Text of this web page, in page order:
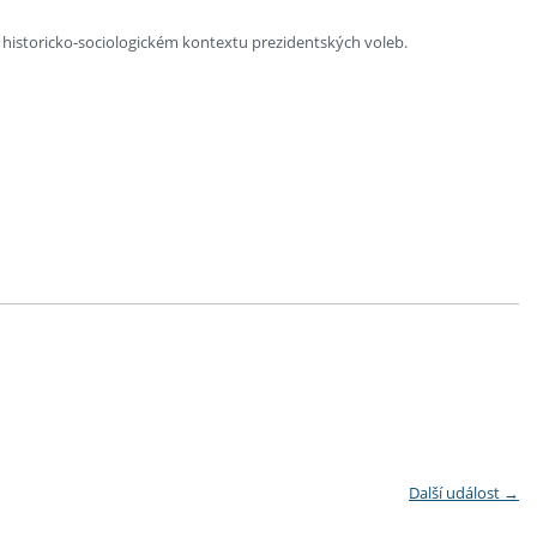
sociologickém kontextu prezidentských voleb.
Další událost →